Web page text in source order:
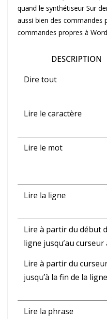
quand le synthétiseur Sur
aussi bien des commandes
commandes propres à
DESCRIPTION
Dire tout
Lire le caractère
Lire le mot
Lire la ligne
Lire à partir du début
ligne jusqu’au curseur
Lire à partir du
jusqu’à la fin de la ligne
Lire la phrase